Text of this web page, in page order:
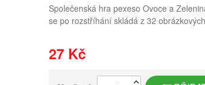
Společenská hra pexeso Ovoce a
se po rozstříhání skládá z 32
27 Kč